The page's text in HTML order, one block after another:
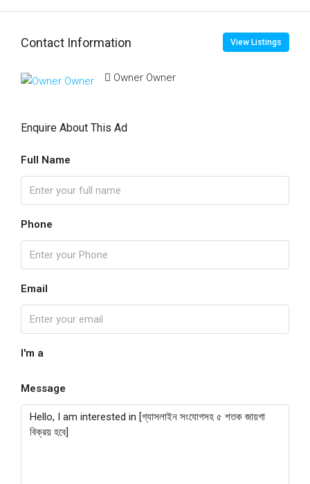
Contact Information View Listings
Owner Owner
Enquire About This Ad
Full Name
Phone
Email
I'm a
Message